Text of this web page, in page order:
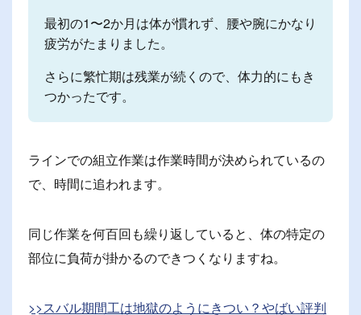
最初の1〜2か月は体が慣れず、腰や腕にかなり
疲労がたまりました。
さらに繁忙期は残業が続くので、体力的にもき
つかったです。
ラインでの組立作業は作業時間が決められているの
で、時間に追われます。
同じ作業を何百回も繰り返していると、体の特定の
部位に負荷が掛かるのできつくなりますね。
>>スバル期間工は地獄のようにきつい？やばい評判